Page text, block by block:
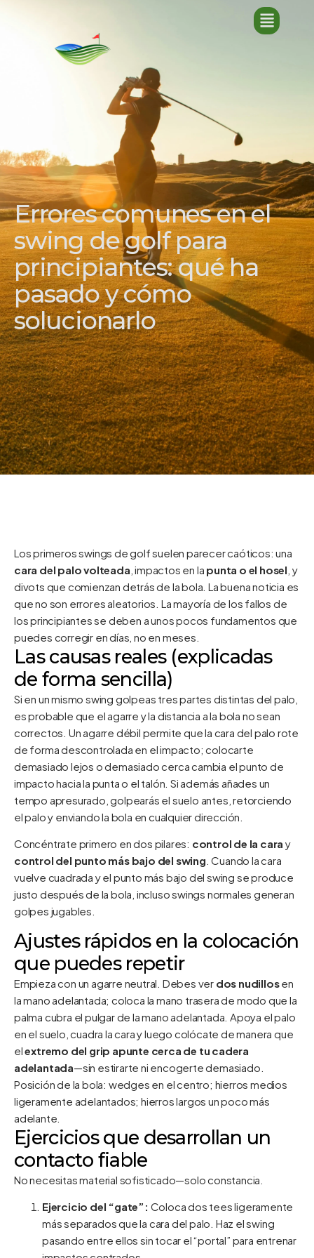
Errores comunes en el
swing de golf para
principiantes: qué ha
pasado y cómo
solucionarlo
Los primeros swings de golf suelen parecer caóticos: una
cara del palo volteada , impactos en la punta o el hosel , y
divots que comienzan detrás de la bola. La buena noticia es
que no son errores aleatorios. La mayoría de los fallos de
los principiantes se deben a unos pocos fundamentos que
puedes corregir en días, no en meses.
Las causas reales (explicadas
de forma sencilla)
Si en un mismo swing golpeas tres partes distintas del palo,
es probable que el agarre y la distancia a la bola no sean
correctos. Un agarre débil permite que la cara del palo rote
de forma descontrolada en el impacto; colocarte
demasiado lejos o demasiado cerca cambia el punto de
impacto hacia la punta o el talón. Si además añades un
tempo apresurado, golpearás el suelo antes, retorciendo
el palo y enviando la bola en cualquier dirección.
Concéntrate primero en dos pilares: control de la cara y
control del punto más bajo del swing . Cuando la cara
vuelve cuadrada y el punto más bajo del swing se produce
justo después de la bola, incluso swings normales generan
golpes jugables.
Ajustes rápidos en la colocación
que puedes repetir
Empieza con un agarre neutral. Debes ver dos nudillosen
la mano adelantada; coloca la mano trasera de modo que la
palma cubra el pulgar de la mano adelantada. Apoya el palo
en el suelo, cuadra la cara y luego colócate de manera que
elextremo del grip apunte cerca de tu cadera
adelantada—sin estirarte ni encogerte demasiado.
Posición de la bola: wedges en el centro; hierros medios
ligeramente adelantados; hierros largos un poco más
adelante.
Ejercicios que desarrollan un
contacto fiable
No necesitas material sofisticado—solo constancia.
Ejercicio del “gate”: Coloca dos tees ligeramente
más separados que la cara del palo. Haz el swing
pasando entre ellos sin tocar el “portal” para entrenar